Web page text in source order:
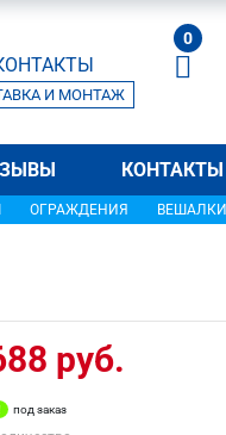
И МОНТАЖ
0
КОНТАКТЫ
ОГРАЖДЕНИЯ ВЕШАЛКИ
руб.
под заказ